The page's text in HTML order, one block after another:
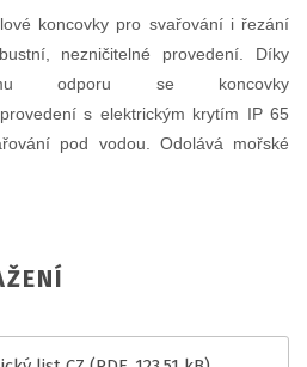
koncovky pro svařování i řezání
nezničitelné provedení. Díky
odporu se koncovky
s elektrickým krytím IP 65
pod vodou. Odolává mořské